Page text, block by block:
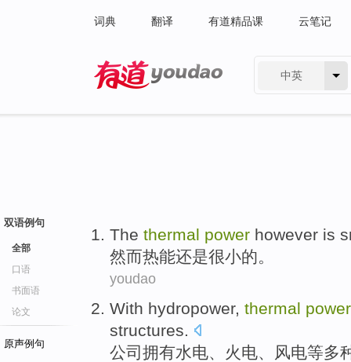
词典 翻译 有道精品课 云笔记
中英
双语例句
全部
口语
书面语
论文
原声例句
The thermal power however is
然而热能还是很小的。
youdao
With hydropower, thermal power
structures.
公司 拥有水电、 火电、 风电等多